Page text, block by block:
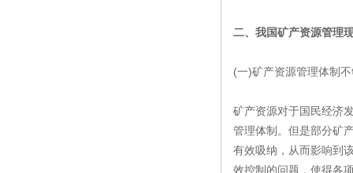
二、我国矿产资源管理
(一)矿产资源管理体制
矿产资源对于国民经济
管理体制。但是部分矿
有效吸纳，从而影响到
效控制的问题，使得各